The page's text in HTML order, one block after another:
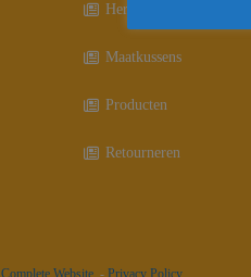
Herroepen bestelling
Maatkussens
Producten
Retourneren
Complete Website - Privacy Policy